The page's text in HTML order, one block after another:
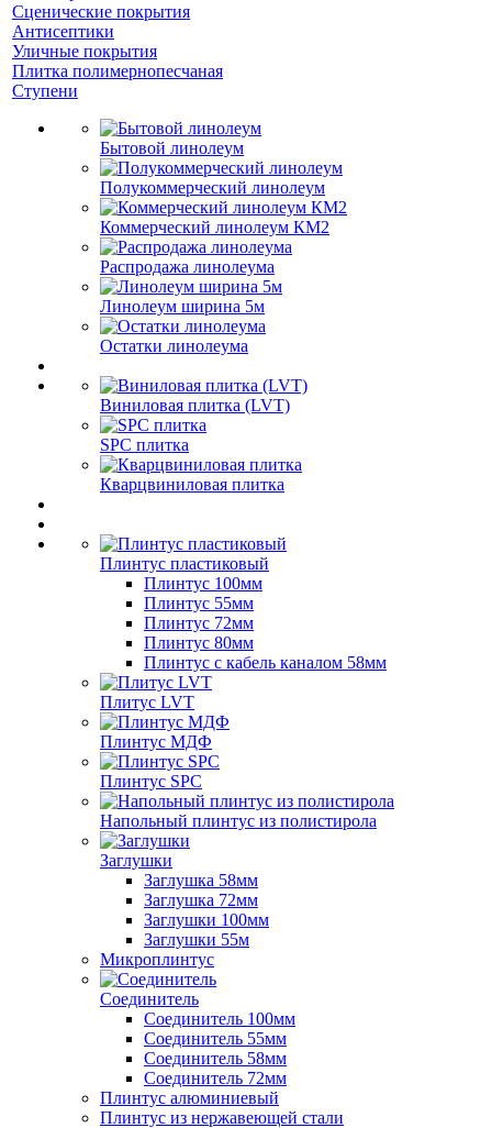
Сценические покрытия
Антисептики
Уличные покрытия
Плитка полимернопесчаная
Ступени
Бытовой линолеум
Полукоммерческий линолеум
Коммерческий линолеум КМ2
Распродажа линолеума
Линолеум ширина 5м
Остатки линолеума
Виниловая плитка (LVT)
SPC плитка
Кварцвиниловая плитка
Плинтус пластиковый
Плинтус 100мм
Плинтус 55мм
Плинтус 72мм
Плинтус 80мм
Плинтус с кабель каналом 58мм
Плитус LVT
Плинтус МДФ
Плинтус SPC
Напольный плинтус из полистирола
Заглушки
Заглушка 58мм
Заглушка 72мм
Заглушки 100мм
Заглушки 55м
Микроплинтус
Соединитель
Соединитель 100мм
Соединитель 55мм
Соединитель 58мм
Соединитель 72мм
Плинтус алюминиевый
Плинтус из нержавеющей стали